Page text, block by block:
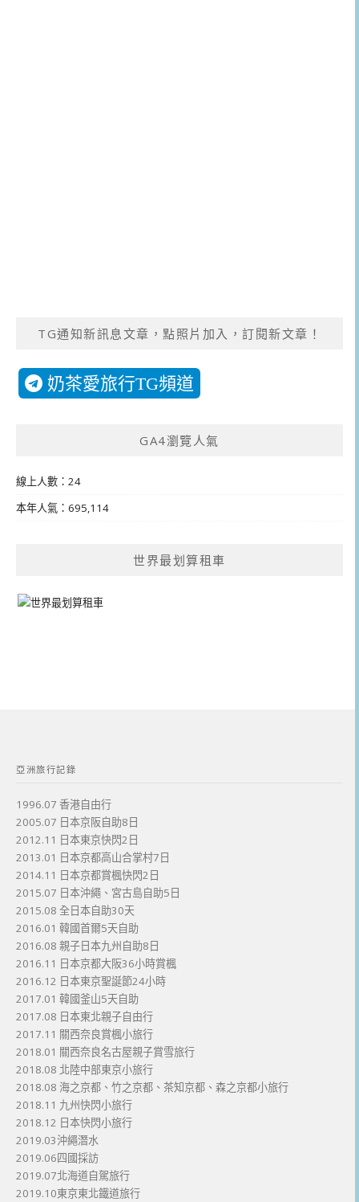
TG通知新訊息文章，點照片加入，訂閱新文章！
奶茶愛旅行TG頻道
GA4瀏覽人氣
線上人數：24
本年人氣：695,114
世界最划算租車
亞洲旅行記錄
1996.07 香港自由行
2005.07 日本京阪自助8日
2012.11 日本東京快閃2日
2013.01 日本京都高山合掌村7日
2014.11 日本京都賞楓快閃2日
2015.07 日本沖繩、宮古島自助5日
2015.08 全日本自助30天
2016.01 韓國首爾5天自助
2016.08 親子日本九州自助8日
2016.11 日本京都大阪36小時賞楓
2016.12 日本東京聖誕節24小時
2017.01 韓國釜山5天自助
2017.08 日本東北親子自由行
2017.11 關西奈良賞楓小旅行
2018.01 關西奈良名古屋親子賞雪旅行
2018.08 北陸中部東京小旅行
2018.08 海之京都、竹之京都、茶知京都、森之京都小旅行
2018.11 九州快閃小旅行
2018.12 日本快閃小旅行
2019.03沖繩潛水
2019.06四國採訪
2019.07北海道自駕旅行
2019.10東京東北鐵道旅行